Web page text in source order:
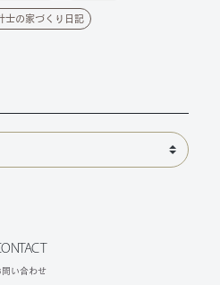
士の家づくり日記
問い合わせ